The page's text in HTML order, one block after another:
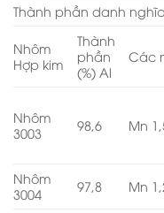
Thành phần danh
Nhôm
Hợp kim
Thành
phần
(%) Al
Các
Nhôm
3003
98,6 Mn
Nhôm
3004
97,8 Mn